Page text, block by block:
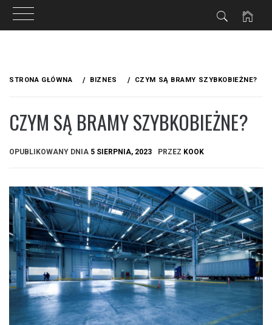
STRONA GŁÓWNA BIZNES CZYM SĄ BRAMY SZYBKOBIEŻNE?
CZYM SĄ BRAMY SZYBKOBIEŻNE?
OPUBLIKOWANY DNIA 5 SIERPNIA, 2023 PRZEZ KOOK